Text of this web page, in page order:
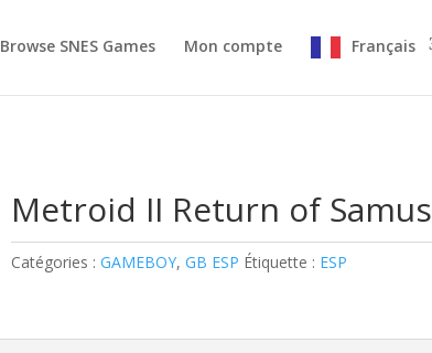
Browse SNES Games Mon compte Français
Metroid II Return of Samus
Catégories : GAMEBOY, GB ESP Étiquette : ESP